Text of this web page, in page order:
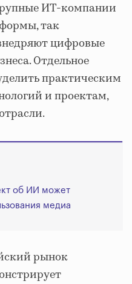
ИТ-компании
так
цифровые
Отдельное
практическим
и проектам,
об ИИ может
медиа
рынок